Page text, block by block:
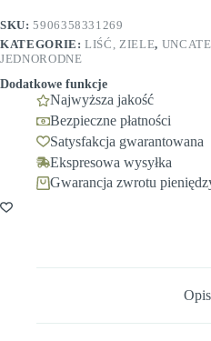
SKU:5906358331269
KATEGORIE:LIŚĆ, ZIELE,
JEDNORODNE
Dodatkowe funkcje
Najwyższa jakość
Bezpieczne płatności
Satysfakcja gwarantowana
Ekspresowa wysyłka
Gwarancja zwrotu
Opis